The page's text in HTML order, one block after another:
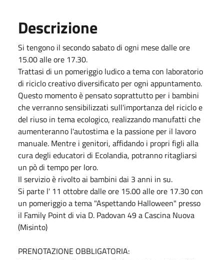
Descrizione
Si tengono il secondo sabato di ogni mese dalle ore
15.00 alle ore 17.30.
Trattasi di un pomeriggio ludico a tema con laboratorio
di riciclo creativo diversificato per ogni appuntamento.
Questo momento è pensato soprattutto per i bambini
che verranno sensibilizzati sull'importanza del riciclo e
del riuso in tema ecologico, realizzando manufatti che
aumenteranno l'autostima e la passione per il lavoro
manuale. Mentre i genitori, affidando i propri figli alla
cura degli educatori di Ecolandia, potranno ritagliarsi
un pò di tempo per loro.
Il servizio è rivolto ai bambini dai 3 anni in su.
Si parte l' 11 ottobre dalle ore 15.00 alle ore 17.30 con
un pomeriggio a tema "Aspettando Halloween" presso
il Family Point di via D. Padovan 49 a Cascina Nuova
(Misinto)
PRENOTAZIONE OBBLIGATORIA: